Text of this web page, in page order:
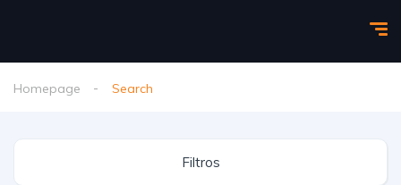
Homepage Search
Filtros